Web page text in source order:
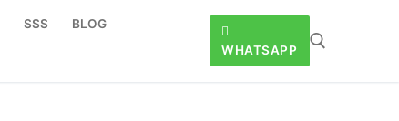
SSS BLOG
WHATSAPP